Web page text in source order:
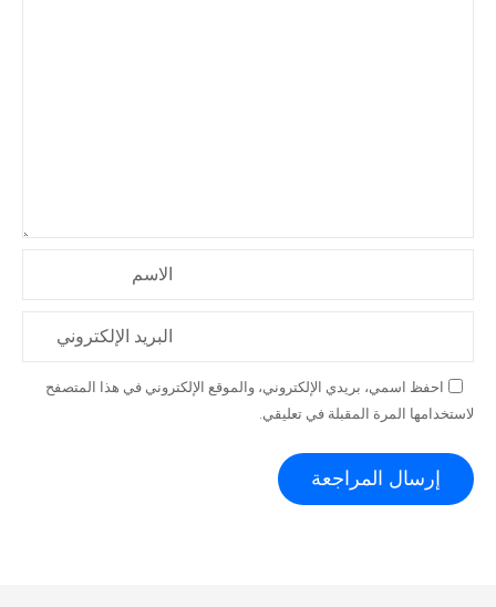
الاسم
البريد الإلكتروني
احفظ اسمي، بريدي الإلكتروني، والموقع الإلكتروني في هذا المتصفح
لاستخدامها المرة المقبلة في تعليقي.